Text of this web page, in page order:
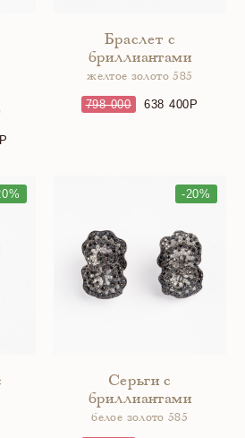
Браслет с
бриллиантами
желтое золото 585
798 000 638 400
-20%
Серьги с
бриллиантами
белое золото 585